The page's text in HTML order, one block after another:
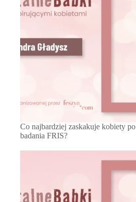
Co najbardziej zaskakuje kobiety
badania FRIS?